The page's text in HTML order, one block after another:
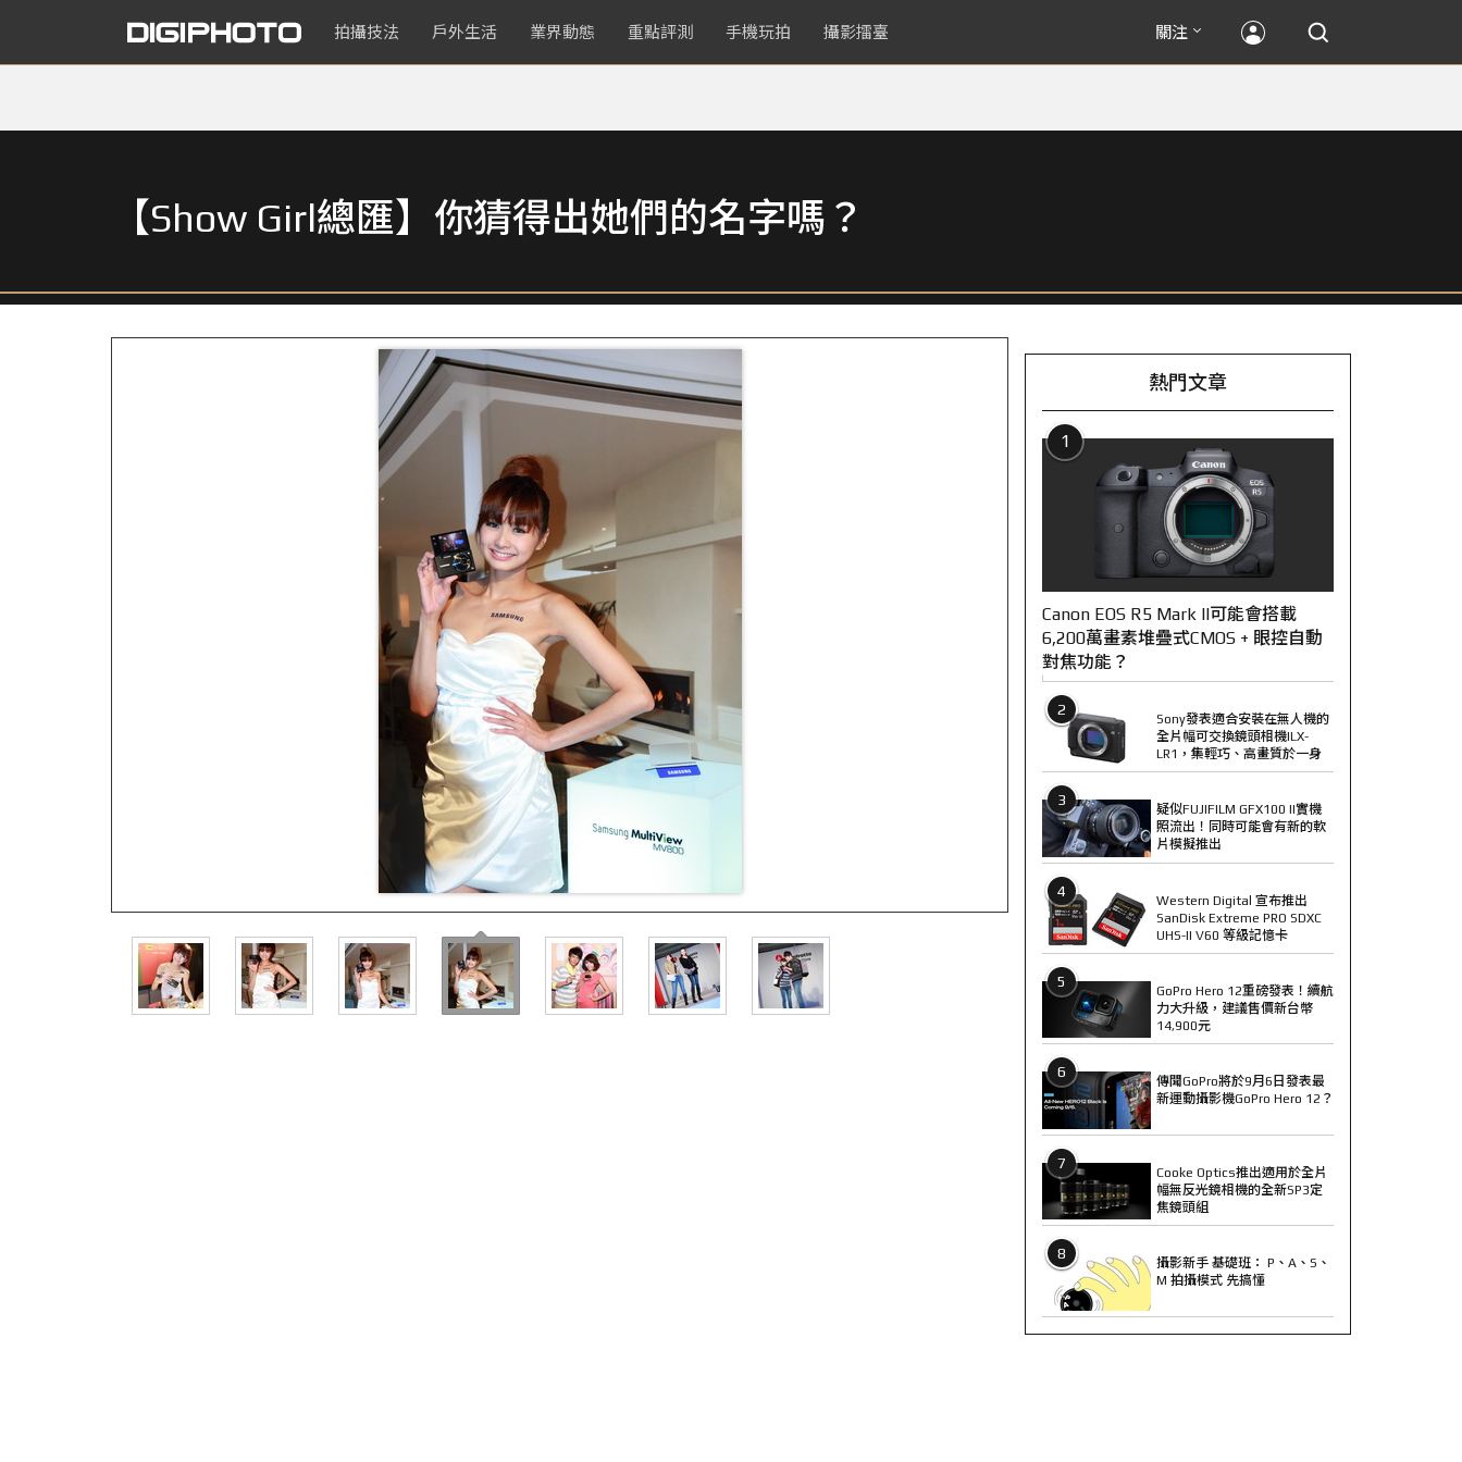
拍攝技法 戶外生活 業界動態 重點評測 手機玩拍 攝影擂臺 關注
【Show Girl總匯】你猜得出她們的名字嗎？
熱門文章
1
Canon EOS R5 Mark II可能會搭載
6,200萬畫素堆疊式CMOS + 眼控自動
對焦功能？
2
Sony發表適合安裝在無人機的
全片幅可交換鏡頭相機ILX-
LR1，集輕巧、高畫質於一身
3
疑似FUJIFILM GFX100 II實機
照流出！同時可能會有新的軟
片模擬推出
4
Western Digital 宣布推出
SanDisk Extreme PRO SDXC
UHS-II V60 等級記憶卡
5
GoPro Hero 12重磅發表！續航
力大升級，建議售價新台幣
14,900元
6
傳聞GoPro將於9月6日發表最
新運動攝影機GoPro Hero 12？
7
Cooke Optics推出適用於全片
幅無反光鏡相機的全新SP3定
焦鏡頭組
8
攝影新手 基礎班： P、A、S、
M 拍攝模式 先搞懂